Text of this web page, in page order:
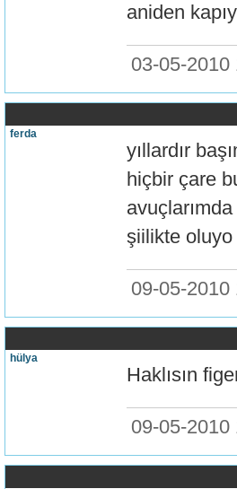
aniden
03-05-2010
ferda
yıllardır
hiçbir çare
şiilikte oluyo
09-05-2010
hülya
Haklısın
09-05-2010